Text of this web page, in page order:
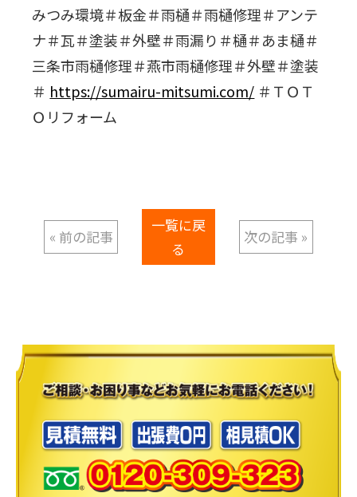
みつみ環境＃板金＃雨樋＃雨樋修理＃アンテ
ナ＃瓦＃塗装＃外壁＃雨漏り＃樋＃あま樋＃
三条市雨樋修理＃燕市雨樋修理＃外壁＃塗装
＃ https://sumairu-mitsumi.com/ ＃ＴＯＴ
Ｏリフォーム
« 前の記事
一覧に戻
る
次の記事 »